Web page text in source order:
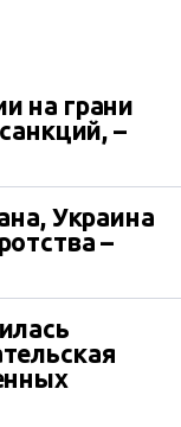
на грани
–
Украина
–